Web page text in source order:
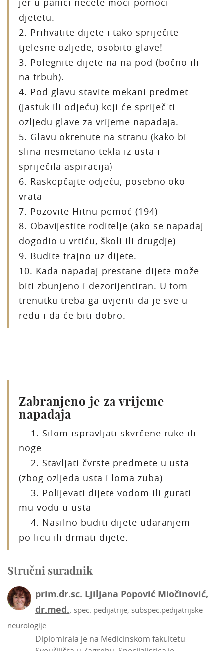
djetetu.
2. Prihvatite dijete i tako spriječite
tjelesne ozljede, osobito glave!
3. Polegnite dijete na na pod (bočno ili
na trbuh).
4. Pod glavu stavite mekani predmet
(jastuk ili odjeću) koji će spriječiti
ozljedu glave za vrijeme napadaja.
5. Glavu okrenute na stranu (kako bi
slina nesmetano tekla iz usta i
spriječila aspiracija)
6. Raskopčajte odjeću, posebno oko
vrata
7. Pozovite Hitnu pomoć (194)
8. Obavijestite roditelje (ako se napadaj
dogodio u vrtiću, školi ili drugdje)
9. Budite trajno uz dijete.
10. Kada napadaj prestane dijete može
biti zbunjeno i dezorijentiran. U tom
trenutku treba ga uvjeriti da je sve u
redu i da će biti dobro.
Zabranjeno je za vrijeme
napadaja
1. Silom ispravljati skvrčene ruke ili
noge
2. Stavljati čvrste predmete u usta
(zbog ozljeda usta i loma zuba)
3. Polijevati dijete vodom ili gurati
mu vodu u usta
4. Nasilno buditi dijete udaranjem
po licu ili drmati dijete.
Stručni suradnik
prim.dr.sc. Ljiljana Popović Miočinović,
dr.med., spec. pedijatrije, subspec.pedijatrijske
neurologije
Diplomirala je na Medicinskom fakultetu